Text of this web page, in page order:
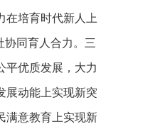
在培育时代新人上
协同育人合力。三
平优质发展，大力
展动能上实现新突
满意教育上实现新